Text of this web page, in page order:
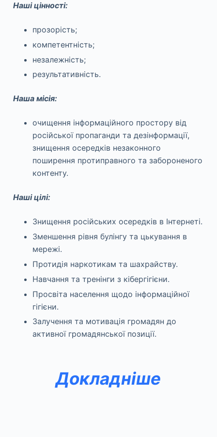
Наші цінності:
прозорість;
компетентність;
незалежність;
результативність.
Наша місія:
очищення інформаційного простору від
російської пропаганди та дезінформації,
знищення осередків незаконного
поширення протиправного та забороненого
контенту.
Наші цілі:
Знищення російських осередків в Інтернеті.
Зменшення рівня булінгу та цькування в
мережі.
Протидія наркотикам та шахрайству.
Навчання та тренінги з кібергігієни.
Просвіта населення щодо інформаційної
гігієни.
Залучення та мотивація громадян до
активної громадянської позиції.
Докладніше